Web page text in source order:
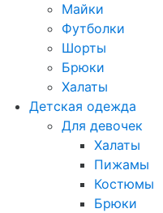
Майки
Футболки
Шорты
Брюки
Халаты
Детская одежда
Для девочек
Халаты
Пижамы
Костюмы
Брюки